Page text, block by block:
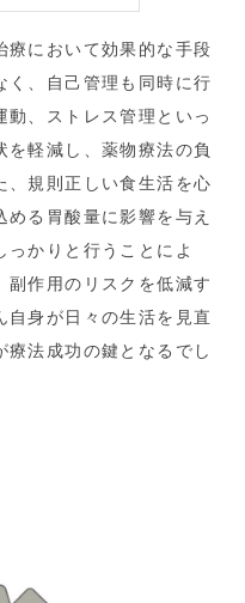
療において効果的な手段
く、自己管理も同時に行
動、ストレス管理といっ
を軽減し、薬物療法の負
、規則正しい食生活を心
る胃酸量に影響を与え
っかりと行うことによ
副作用のリスクを低減す
自身が日々の生活を見直
療法成功の鍵となるでし